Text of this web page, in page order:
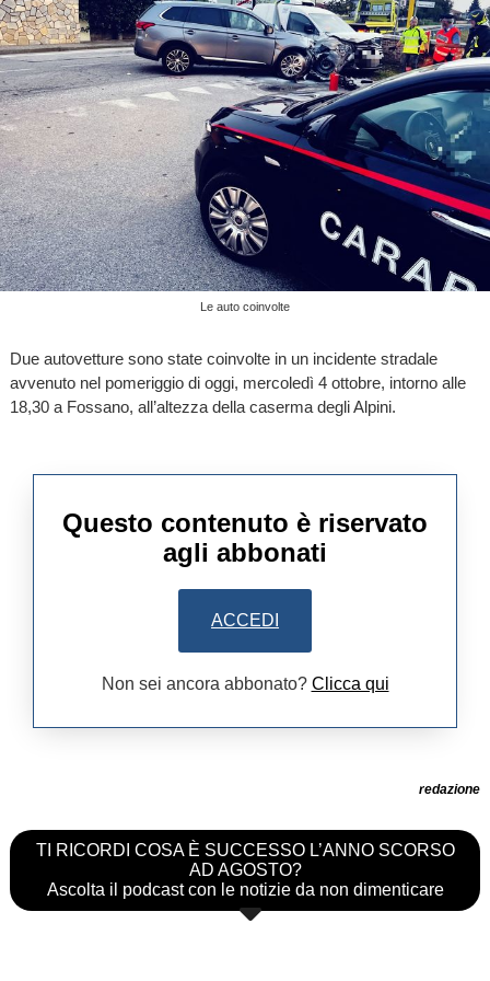
Le auto coinvolte
Due autovetture sono state coinvolte in un incidente stradale
avvenuto nel pomeriggio di oggi, mercoledì 4 ottobre, intorno alle
18,30 a Fossano, all’altezza della caserma degli Alpini.
Questo contenuto è riservato
agli abbonati
ACCEDI
Non sei ancora abbonato? Clicca qui
redazione
TI RICORDI COSA È SUCCESSO L’ANNO SCORSO
AD AGOSTO?
Ascolta il podcast con le notizie da non dimenticare